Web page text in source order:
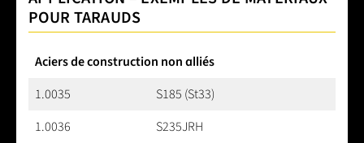
POUR TARAUDS
Aciers de construction non alliés
1.0035
S185 (St33)
1.0036
S235JRH